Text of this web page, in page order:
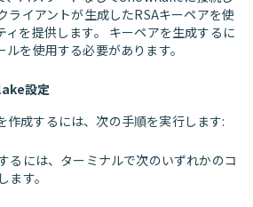
ライアントが生成したRSAキーペアを使
ィを提供します。 キーペアを生成するに
を使用する必要があります。
設定
成するには、次の手順を実行します:
るには、ターミナルで次のいずれかのコ
ます。